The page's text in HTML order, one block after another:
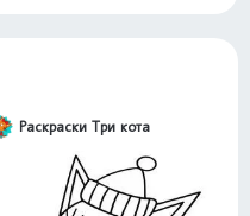
Раскраски Три кота